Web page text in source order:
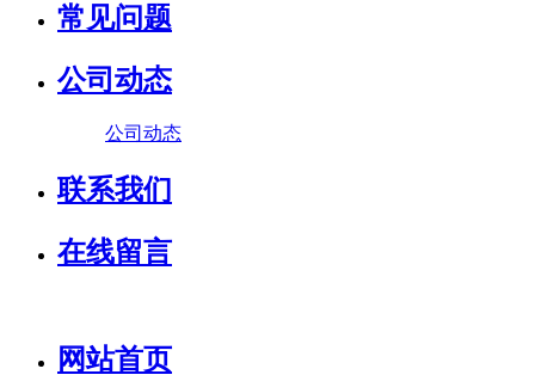
常见问题
公司动态
公司动态
联系我们
在线留言
网站首页